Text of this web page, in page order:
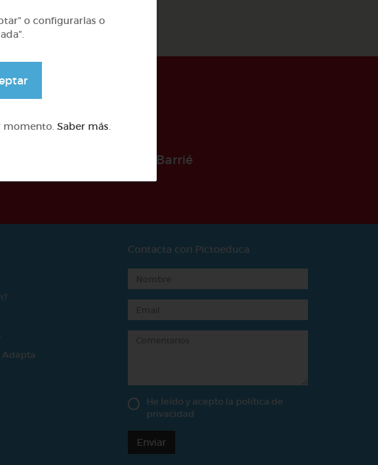
de la Fundación Barrié
Adapta
Contacta con Pictoeduca
He leído y acepto la política de
privacidad
Enviar
o configurarlas o
momento. Saber más.